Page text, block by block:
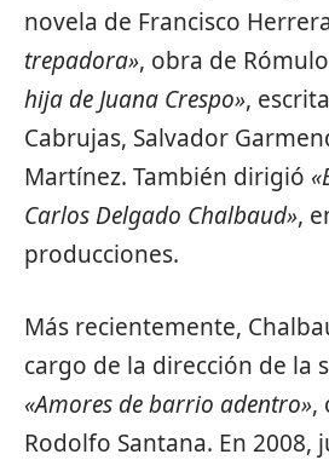
novela de Francisco
trepadora», obra de
hija de Juana Crespo»,
Cabrujas, Salvador
Martínez. También dirigió
Carlos Delgado Chalbaud»,
producciones.
Más recientemente,
cargo de la dirección de la
«Amores de barrio adentro»,
Rodolfo Santana. En 2008,